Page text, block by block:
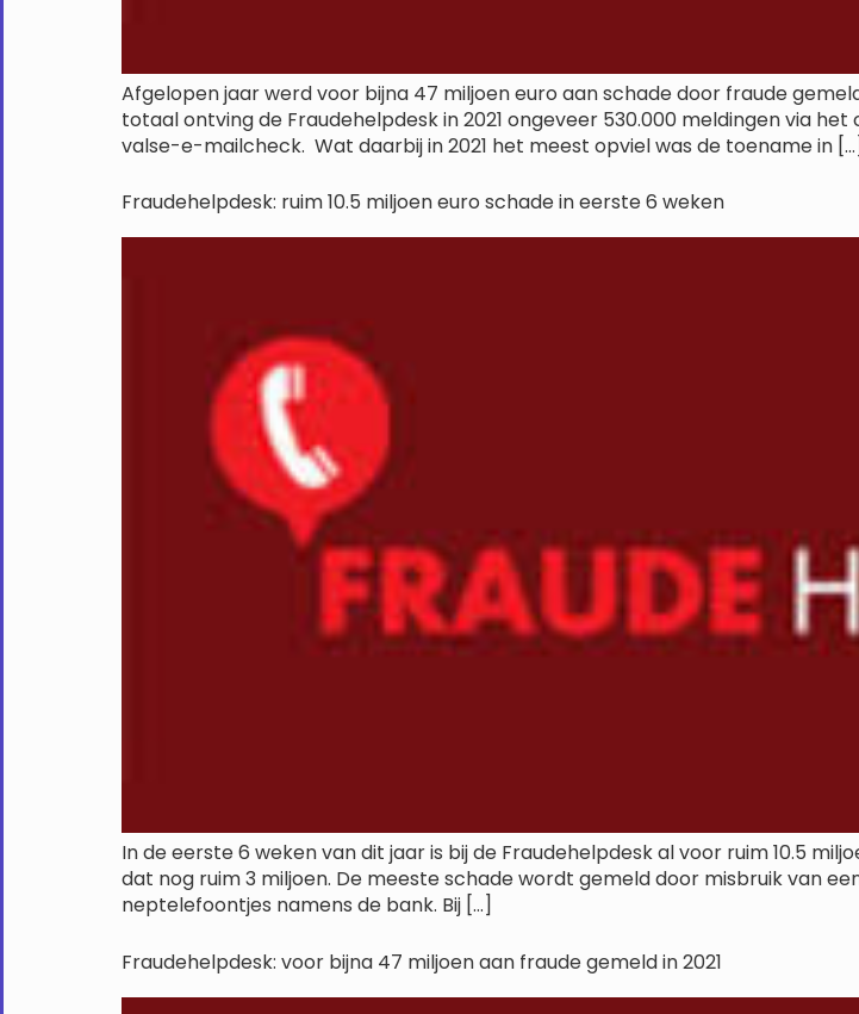
Afgelopen jaar werd voor bijna 47 miljoen euro aan schade door fraude
totaal ontving de Fraudehelpdesk in 2021 ongeveer 530.000 meldingen via
valse-e-mailcheck. Wat daarbij in 2021 het meest opviel was de toename in […]
Fraudehelpdesk: ruim 10.5 miljoen euro schade in eerste 6 weken
In de eerste 6 weken van dit jaar is bij de Fraudehelpdesk al voor ruim 10.5
dat nog ruim 3 miljoen. De meeste schade wordt gemeld door misbruik van
neptelefoontjes namens de bank. Bij […]
Fraudehelpdesk: voor bijna 47 miljoen aan fraude gemeld in 2021